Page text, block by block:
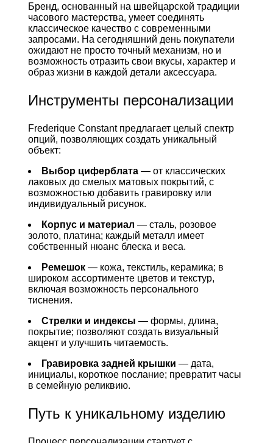
Бренд, основанный на швейцарской традиции
часового мастерства, умеет соединять
классическое качество с современными
запросами. На сегодняшний день покупатели
ожидают не просто точный механизм, но и
возможность отразить свои вкусы, характер и
образ жизни в каждой детали аксессуара.
Инструменты персонализации
Frederique Constant предлагает целый спектр
опций, позволяющих создать уникальный
объект:
Выбор циферблата— от классических
лаковых до смелых матовых покрытий, с
возможностью добавить гравировку или
индивидуальный рисунок.
Корпус и материал — сталь, розовое
золото, платина; каждый металл имеет
собственный нюанс блеска и веса.
Ремешок— кожа, текстиль, керамика; в
широком ассортименте цветов и текстур,
включая возможность персонального
тиснения.
Стрелки и индексы — формы, длина,
покрытие; позволяют создать визуальный
акцент и улучшить читаемость.
Гравировка задней крышки — дата,
инициалы, короткое послание; превратит часы
в семейную реликвию.
Путь к уникальному изделию